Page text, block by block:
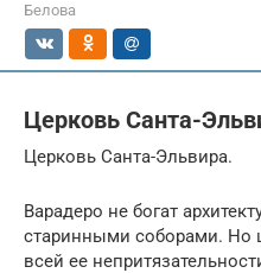
Белова
Церковь Санта-
Церковь Санта-Эльвира.
Варадеро не богат
старинными соборами. Но
всей ее